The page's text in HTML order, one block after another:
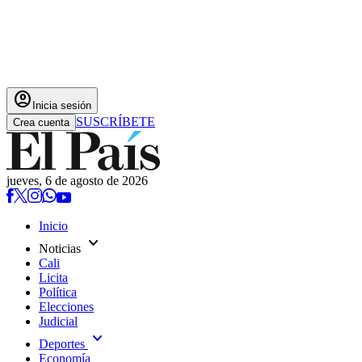
account_circle Inicia sesión
Crea cuenta SUSCRÍBETE
jueves, 6 de agosto de 2026
Inicio
Noticias expand_more
Cali
Licita
Política
Elecciones
Judicial
Deportes expand_more
Economía